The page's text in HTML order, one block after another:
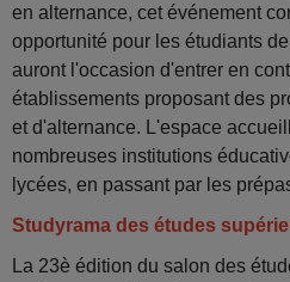
en alternance, cet événement
opportunité pour les étudiants
auront l'occasion d'entrer en
établissements proposant des
et d'alternance. L'espace
nombreuses institutions
lycées, en passant par les
Studyrama des études
La 23è édition du salon des